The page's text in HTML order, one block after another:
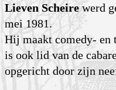
Lieven Scheirewerd
mei 1981.
Hij maakt comedy-
is ook lid van de
opgericht door zijn